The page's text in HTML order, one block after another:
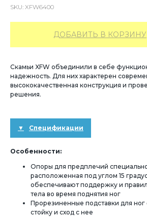
SKU: XFW6400
ДОБАВИТЬ В КОРЗИНУ
Скамьи XFW объединили в себе
надежность. Для них характерен
высококачественная конструкция и
решения.
Спецификации
Особенности:
Опоры для предплечий
расположенная под углом 15
обеспечивают поддержку и
тела во время поднятия ног
Прорезиненные подставки для ног
стойку и сход с нее